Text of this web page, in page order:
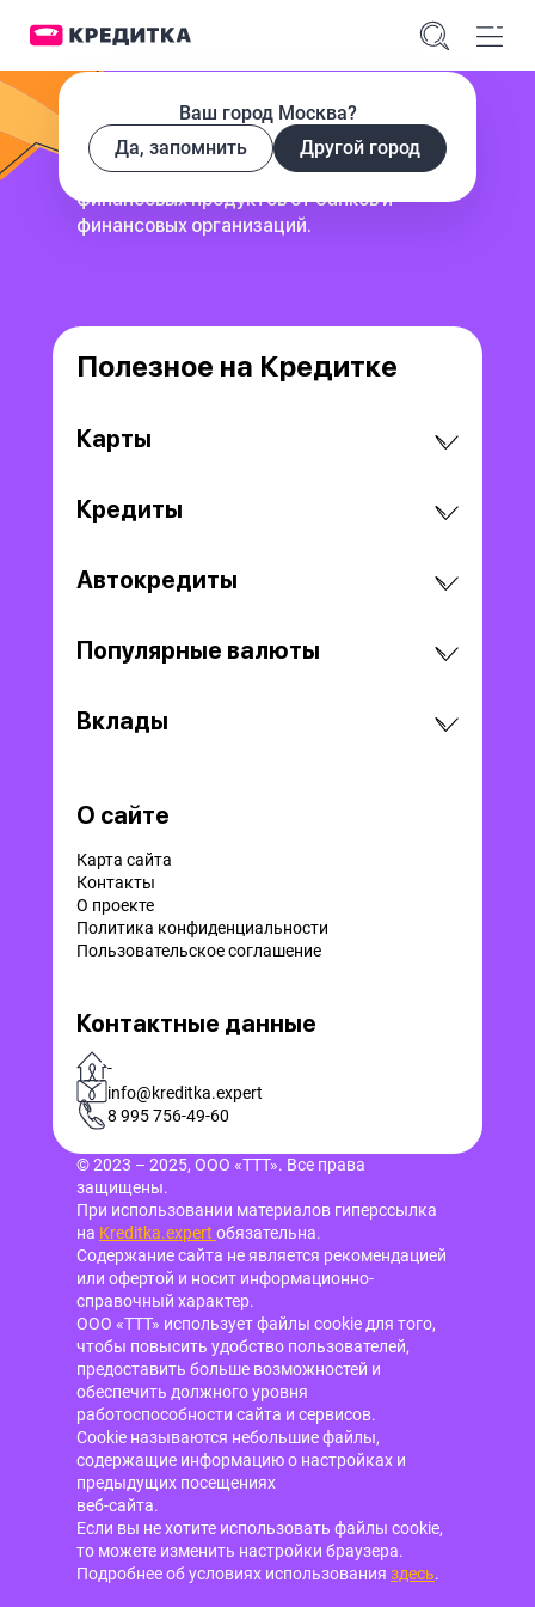
Ваш город Москва?
Да, запомнить
Другой город
сервис для поиска и сравнения
финансовых продуктовот банков и
финансовых организаций.
Полезное на Кредитке
Карты
Кредиты
Автокредиты
Популярные валюты
Вклады
О сайте
Карта сайта
Контакты
О проекте
Политика конфиденциальности
Пользовательское соглашение
Контактные данные
-
info@kreditka.expert
8 995 756-49-60
© 2023 – 2025, ООО «ТТТ». Все права
защищены.
При использовании материалов гиперссылка
на Kreditka.expert обязательна.
Содержание сайта не является рекомендацией
или офертой и носит информационно-
справочный характер.
ООО «ТТТ» использует файлы cookie для того,
чтобы повысить удобство пользователей,
предоставить больше возможностей и
обеспечить должного уровня
работоспособности сайта и сервисов.
Cookie называются небольшие файлы,
содержащие информацию о настройках и
предыдущих посещениях
веб-сайта.
Если вы не хотите использовать файлы cookie,
то можете изменить настройки браузера.
Подробнее об условиях использования здесь.